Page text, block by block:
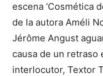
escena ‘Cosmética
de la autora Améli
Jérôme Angust
causa de un retraso
interlocutor, Textor